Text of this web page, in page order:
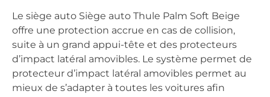
Le siège auto Siège auto Thule Palm Soft Beige
offre une protection accrue en cas de collision,
suite à un grand appui-tête et des protecteurs
d’impact latéral amovibles. Le système permet de
protecteur d’impact latéral amovibles permet au
mieux de s’adapter à toutes les voitures afin